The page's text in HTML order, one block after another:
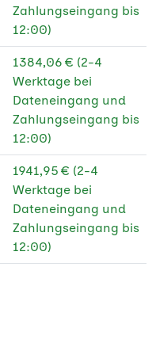
Zahlungseingang bis
12:00)
1384,06 € (2-4
Werktage bei
Dateneingang und
Zahlungseingang bis
12:00)
1941,95 € (2-4
Werktage bei
Dateneingang und
Zahlungseingang bis
12:00)